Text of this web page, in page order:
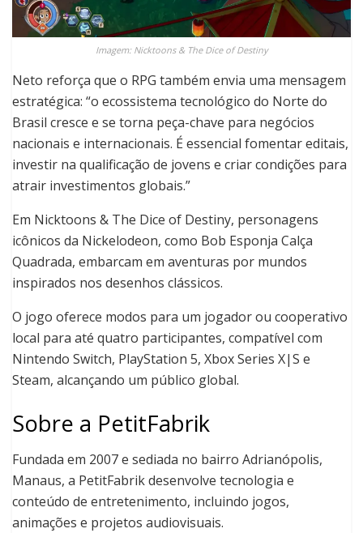
Imagem: Nicktoons & The Dice of Destiny
Neto reforça que o RPG também envia uma mensagem
estratégica: “o ecossistema tecnológico do Norte do
Brasil cresce e se torna peça-chave para negócios
nacionais e internacionais. É essencial fomentar editais,
investir na qualificação de jovens e criar condições para
atrair investimentos globais.”
Em Nicktoons & The Dice of Destiny, personagens
icônicos da Nickelodeon, como Bob Esponja Calça
Quadrada, embarcam em aventuras por mundos
inspirados nos desenhos clássicos.
O jogo oferece modos para um jogador ou cooperativo
local para até quatro participantes, compatível com
Nintendo Switch, PlayStation 5, Xbox Series X|S e
Steam, alcançando um público global.
Sobre a PetitFabrik
Fundada em 2007 e sediada no bairro Adrianópolis,
Manaus, a PetitFabrik desenvolve tecnologia e
conteúdo de entretenimento, incluindo jogos,
animações e projetos audiovisuais.